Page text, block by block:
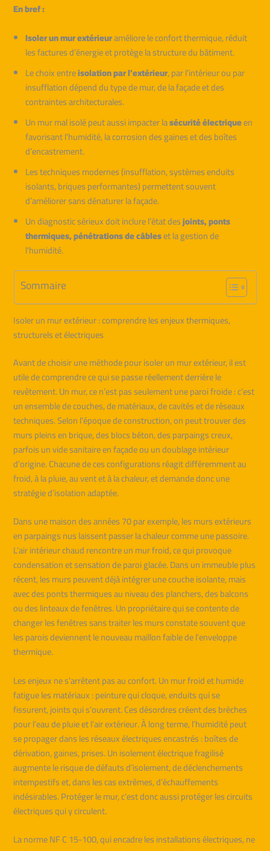
En bref :
Isoler un mur extérieuraméliore le confort thermique, réduit
les factures d’énergie et protège la structure du bâtiment.
Le choix entreisolation par l’extérieur, par l’intérieur ou par
insufflation dépend du type de mur, de la façade et des
contraintes architecturales.
Un mur mal isolé peut aussi impacter lasécurité électriqueen
favorisant l’humidité, la corrosion des gaines et des boîtes
d’encastrement.
Les techniques modernes (insufflation, systèmes enduits
isolants, briques performantes) permettent souvent
d’améliorer sans dénaturer la façade.
Un diagnostic sérieux doit inclure l’état desjoints, ponts
thermiques, pénétrations de câbleset la gestion de
l’humidité.
Sommaire
Isoler un mur extérieur : comprendre les enjeux thermiques,
structurels et électriques
Avant de choisir une méthode pour isoler un mur extérieur, il est
utile de comprendre ce qui se passe réellement derrière le
revêtement. Un mur, ce n’est pas seulement une paroi froide : c’est
un ensemble de couches, de matériaux, de cavités et de réseaux
techniques. Selon l’époque de construction, on peut trouver des
murs pleins en brique, des blocs béton, des parpaings creux,
parfois un vide sanitaire en façade ou un doublage intérieur
d’origine. Chacune de ces configurations réagit différemment au
froid, à la pluie, au vent et à la chaleur, et demande donc une
stratégie d’isolation adaptée.
Dans une maison des années 70 par exemple, les murs extérieurs
en parpaings nus laissent passer la chaleur comme une passoire.
L’air intérieur chaud rencontre un mur froid, ce qui provoque
condensation et sensation de paroi glacée. Dans un immeuble plus
récent, les murs peuvent déjà intégrer une couche isolante, mais
avec des ponts thermiques au niveau des planchers, des balcons
ou des linteaux de fenêtres. Un propriétaire qui se contente de
changer les fenêtres sans traiter les murs constate souvent que
les parois deviennent le nouveau maillon faible de l’enveloppe
thermique.
Les enjeux ne s’arrêtent pas au confort. Un mur froid et humide
fatigue les matériaux : peinture qui cloque, enduits qui se
fissurent, joints qui s’ouvrent. Ces désordres créent des brèches
pour l’eau de pluie et l’air extérieur. À long terme, l’humidité peut
se propager dans les réseaux électriques encastrés : boîtes de
dérivation, gaines, prises. Un isolement électrique fragilisé
augmente le risque de défauts d’isolement, de déclenchements
intempestifs et, dans les cas extrêmes, d’échauffements
indésirables. Protéger le mur, c’est donc aussi protéger les circuits
électriques qui y circulent.
La norme NF C 15-100, qui encadre les installations électriques, ne